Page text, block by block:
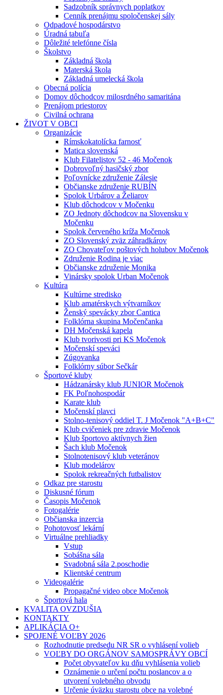
Sadzobník správnych poplatkov
Cenník prenájmu spoločenskej sály
Odpadové hospodárstvo
Úradná tabuľa
Dôležité telefónne čísla
Školstvo
Základná škola
Materská škola
Základná umelecká škola
Obecná polícia
Domov dôchodcov milosrdného samaritána
Prenájom priestorov
Civilná ochrana
ŽIVOT V OBCI
Organizácie
Rímskokatolícka farnosť
Matica slovenská
Klub Filatelistov 52 - 46 Močenok
Dobrovoľný hasičský zbor
Poľovnícke združenie Zálesie
Občianske združenie RUBÍN
Spolok Urbárov a Želiarov
Klub dôchodcov v Močenku
ZO Jednoty dôchodcov na Slovensku v
Močenku
Spolok červeného kríža Močenok
ZO Slovenský zväz záhradkárov
ZO Chovateľov poštových holubov Močenok
Združenie Rodina je viac
Občianske združenie Monika
Vinársky spolok Urban Močenok
Kultúra
Kultúrne stredisko
Klub amatérskych výtvarníkov
Ženský spevácky zbor Cantica
Folklórna skupina Močenčanka
DH Močenská kapela
Klub tvorivosti pri KS Močenok
Močenskí speváci
Zúgovanka
Folklórny súbor Sečkár
Športové kluby
Hádzanársky klub JUNIOR Močenok
FK Poľnohospodár
Karate klub
Močenskí plavci
Stolno-tenisový oddiel T. J Močenok "A+B+C"
Klub cvičeniek pre zdravie Močenok
Klub športovo aktívnych žien
Šach klub Močenok
Stolnotenisový klub veteránov
Klub modelárov
Spolok rekreačných futbalistov
Odkaz pre starostu
Diskusné fórum
Časopis Močenok
Fotogalérie
Občianska inzercia
Pohotovosť lekární
Virtuálne prehliadky
Vstup
Sobášna sála
Svadobná sála 2.poschodie
Klientské centrum
Videogalérie
Propagačné video obce Močenok
Športová hala
KVALITA OVZDUŠIA
KONTAKTY
APLIKÁCIA O+
SPOJENÉ VOĽBY 2026
Rozhodnutie predsedu NR SR o vyhlásení volieb
VOĽBY DO ORGÁNOV SAMOSPRÁVY OBCÍ
Počet obyvateľov ku dňu vyhlásenia volieb
Oznámenie o určení počtu poslancov a o
utvorení volebného obvodu
Určenie úväzku starostu obce na volebné